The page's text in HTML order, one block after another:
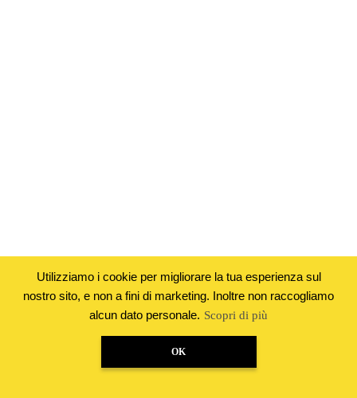
Utilizziamo i cookie per migliorare la tua esperienza sul
nostro sito, e non a fini di marketing. Inoltre non raccogliamo
alcun dato personale. Scopri di più
OK